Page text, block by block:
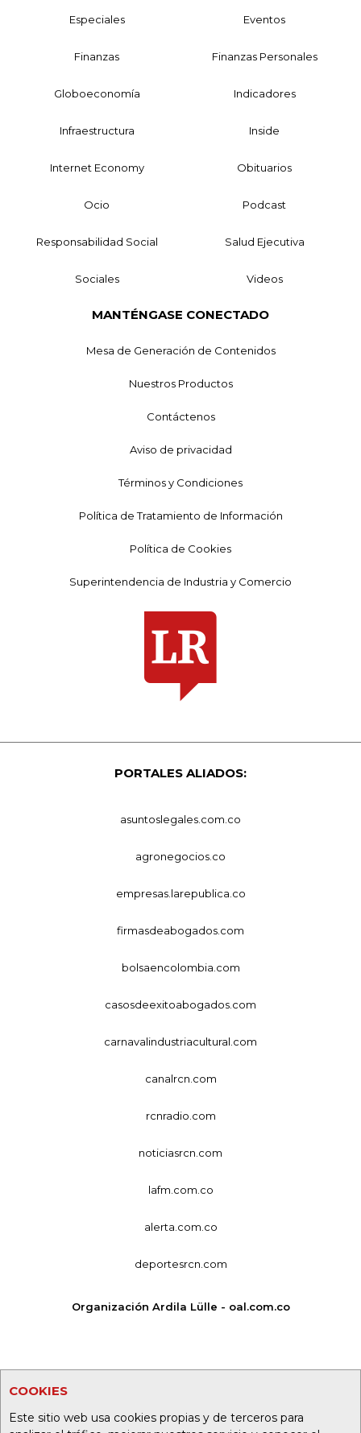
COOKIES
Este sitio web usa cookies propias y de terceros para
Especiales Eventos
Finanzas Finanzas Personales
Globoeconomía Indicadores
Infraestructura Inside
Internet Economy Obituarios
Ocio Podcast
Responsabilidad Social Salud Ejecutiva
Sociales Videos
MANTÉNGASE CONECTADO
Mesa de Generación de Contenidos
Nuestros Productos
Contáctenos
Aviso de privacidad
Términos y Condiciones
Política de Tratamiento de Información
Política de Cookies
Superintendencia de Industria y Comercio
PORTALES ALIADOS:
asuntoslegales.com.co
agronegocios.co
empresas.larepublica.co
firmasdeabogados.com
bolsaencolombia.com
casosdeexitoabogados.com
carnavalindustriacultural.com
canalrcn.com
rcnradio.com
noticiasrcn.com
lafm.com.co
alerta.com.co
deportesrcn.com
Organización Ardila Lülle - oal.com.co